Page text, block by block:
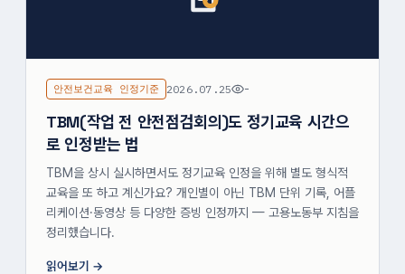
안전보건교육 인정기준 2026.07.25 -
TBM(작업 전 안전점검회의)도 정기교육 시간으
로 인정받는 법
TBM을 상시 실시하면서도 정기교육 인정을 위해 별도 형식적
교육을 또 하고 계신가요? 개인별이 아닌 TBM 단위 기록, 어플
리케이션·동영상 등 다양한 증빙 인정까지 — 고용노동부 지침을
정리했습니다.
읽어보기